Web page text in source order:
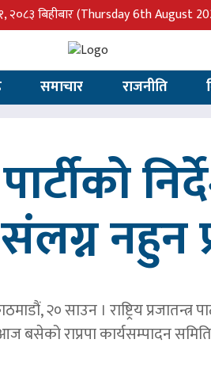
२०८३ बिहीबार(Thursday 6th August
समाचार राजनीति
पार्टीको
संलग्न नहुन
२० साउन । राष्ट्रिय
बसेको राप्रपा कार्यसम्पादन